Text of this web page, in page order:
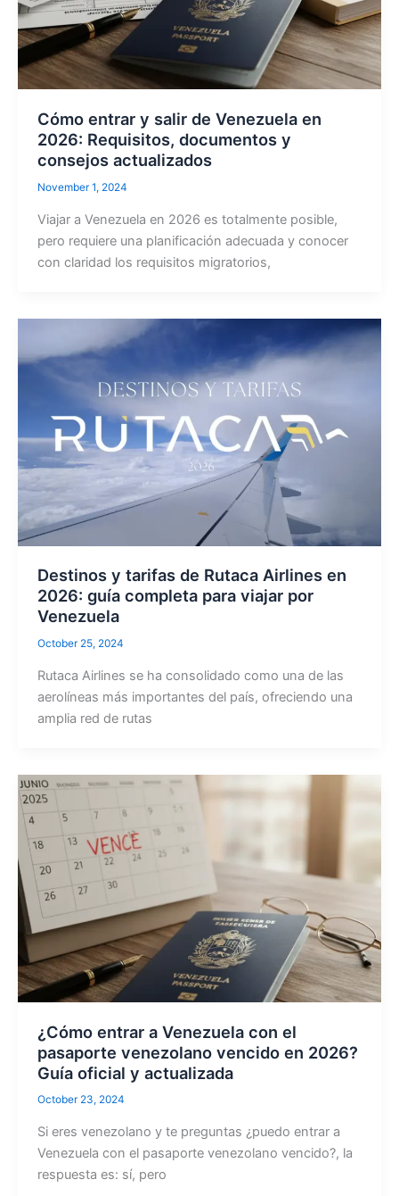
Cómo entrar y salir de Venezuela en
2026: Requisitos, documentos y
consejos actualizados
November 1, 2024
Viajar a Venezuela en 2026 es totalmente posible,
pero requiere una planificación adecuada y conocer
con claridad los requisitos migratorios,
Destinos y tarifas de Rutaca Airlines en
2026: guía completa para viajar por
Venezuela
October 25, 2024
Rutaca Airlines se ha consolidado como una de las
aerolíneas más importantes del país, ofreciendo una
amplia red de rutas
¿Cómo entrar a Venezuela con el
pasaporte venezolano vencido en 2026?
Guía oficial y actualizada
October 23, 2024
Si eres venezolano y te preguntas ¿puedo entrar a
Venezuela con el pasaporte venezolano vencido?, la
respuesta es: sí, pero